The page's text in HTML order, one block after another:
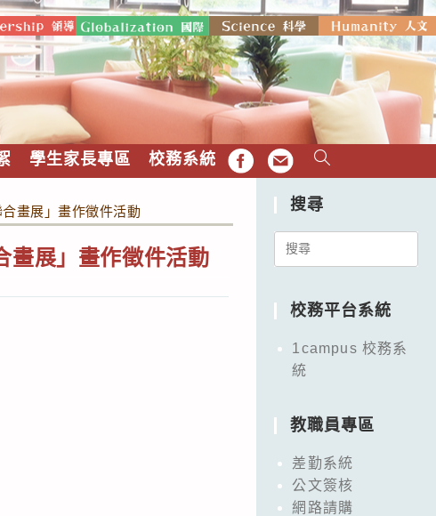
學生家長專區 校務系統 FB EMAIL
畫展」畫作徵件活動
畫展」畫作徵件活動
搜尋
Search
校務平台系統
1campus 校務系
統
教職員專區
差勤系統
公文簽核
網路請購